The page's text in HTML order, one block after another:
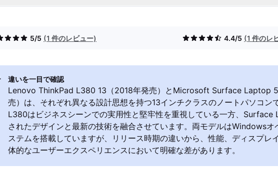
5/5 (1 件のレビュー) 4.4/5 (1 件のレ
違いを一目で確認
Lenovo ThinkPad L380 13（2018年発売）とMicrosoft Surface Laptop
売）は、それぞれ異なる設計思想を持つ13インチクラスのノートパソコン
L380はビジネスシーンでの実用性と堅牢性を重視している一方、Surface
されたデザインと最新の技術を融合させています。両モデルはWindowsオ
ステムを搭載していますが、リリース時期の違いから、性能、ディスプレ
体的なユーザーエクスペリエンスにおいて明確な差があります。